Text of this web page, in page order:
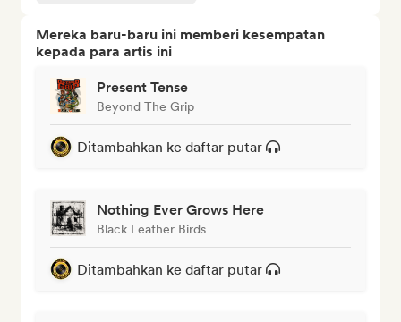
Mereka baru-baru ini memberi kesempatan
kepada para artis ini
Present Tense
Beyond The Grip
Ditambahkan ke daftar putar
Nothing Ever Grows Here
Black Leather Birds
Ditambahkan ke daftar putar